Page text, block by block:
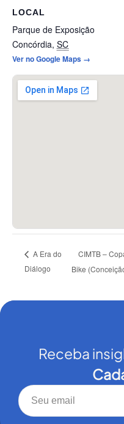
LOCAL
Parque de Exposição
Concórdia, SC
Ver no Google Maps →
A Era do
Diálogo
CIMTB –
Bike
Receba